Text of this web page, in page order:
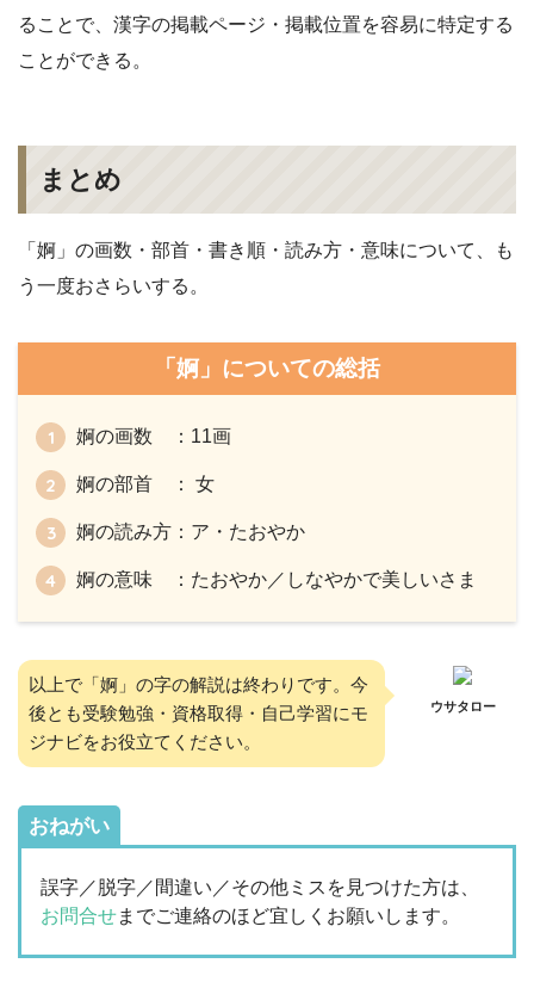
ることで、漢字の掲載ページ・掲載位置を容易に特定する
ことができる。
まとめ
「婀」の画数・部首・書き順・読み方・意味について、も
う一度おさらいする。
「婀」についての総括
婀の画数 ：11画
婀の部首 ： 女
婀の読み方：ア・たおやか
婀の意味 ：たおやか／しなやかで美しいさま
以上で「婀」の字の解説は終わりです。今
後とも受験勉強・資格取得・自己学習にモ
ジナビをお役立てください。
ウサタロー
おねがい
誤字／脱字／間違い／その他ミスを見つけた方は、
お問合せまでご連絡のほど宜しくお願いします。